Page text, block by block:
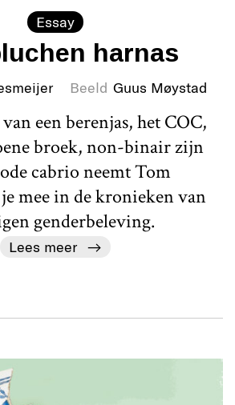
Essay
harnas
Beeld Guus Møystad
een berenjas, het COC,
broek, non-binair zijn
cabrio neemt Tom
mee in de kronieken van
genderbeleving.
Lees meer